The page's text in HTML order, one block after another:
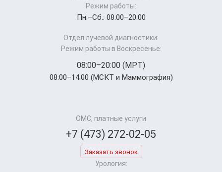
Режим работы:
Пн.–Cб.: 08:00–20:00
Отдел лучевой диагностики:
Режим работы в Воскресенье:
08:00–20:00 (МРТ)
08:00–14:00 (МСКТ и Маммография)
ОМС, платные услуги
+7 (473) 272-02-05
Заказать звонок
Урология: